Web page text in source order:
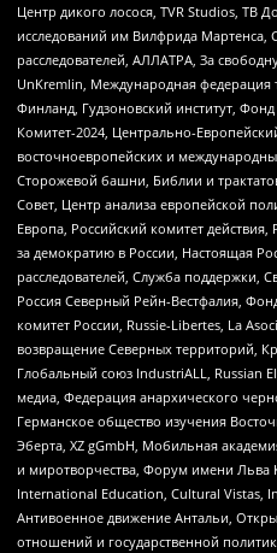
Центр дикого лосося, TVR Studios, ТВ
исследований им Вилфрида Мартенса,
расследователей, АЛЛАТРА, За
UnKremlin, Международная
Финланд, Гудзоновский институт,
Комитет-2024, Центрально-
восточноевропейских и
Сторожевой башни, Библии и
Совет, Центр анализа европейской
Европа, Российский комитет
за демократию в России, Настоящая
расследователей, Служба поддержки,
Россия Северный Рейн-Вестфалия,
комитет России, Russie-Libertes, La
возвращение Северных территорий,
Глобальный союз IndustriALL, Russian
медиа, Федерация анархического
Германское общество изучения
Эберта, XZ gGmbH, Мобильная
и миротворчества, Форум имени Льва
International Education, Cultural Vistas,
Антивоенное движение Антальи,
отношений и государственной